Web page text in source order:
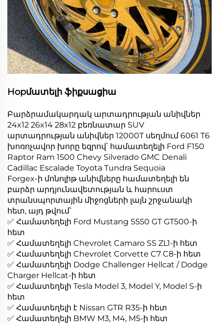
Hopմատելի ֆիքսացիա
Բարձրամակարդակ արտադրության անիվներ
24x12 26x14 28x12 բեռնատար SUV
արտադրության անիվներ 12000T սեղմում 6061 T6
խոռոչավոր խորը եզրով՝ համատեղելի Ford F150
Raptor Ram 1500 Chevy Silverado GMC Denali
Cadillac Escalade Toyota Tundra Sequoia
Forgex-ի մոնոլիթ անիվները համատեղելի են
բարձր արդյունավետության և հարուստ
տրանսպորտային միջոցների լայն շրջանակի
հետ, այդ թվում՝
✅ Համատեղելի Ford Mustang S550 GT GT500-ի
հետ
✅ Համատեղելի Chevrolet Camaro SS ZL1-ի հետ
✅ Համատեղելի Chevrolet Corvette C7 C8-ի հետ
✅ Համատեղելի Dodge Challenger Hellcat / Dodge
Charger Hellcat-ի հետ
✅ Համատեղելի Tesla Model 3, Model Y, Model S-ի
հետ
✅ Համատեղելի է Nissan GTR R35-ի հետ
✅ Համատեղելի BMW M3, M4, M5-ի հետ